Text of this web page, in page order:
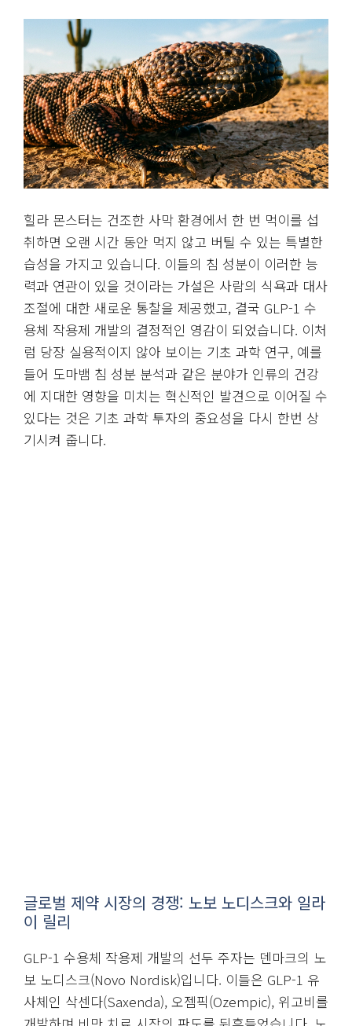
힐라 몬스터는 건조한 사막 환경에서 한 번 먹이를 섭
취하면 오랜 시간 동안 먹지 않고 버틸 수 있는 특별한
습성을 가지고 있습니다. 이들의 침 성분이 이러한 능
력과 연관이 있을 것이라는 가설은 사람의 식욕과 대사
조절에 대한 새로운 통찰을 제공했고, 결국 GLP-1 수
용체 작용제 개발의 결정적인 영감이 되었습니다. 이처
럼 당장 실용적이지 않아 보이는 기초 과학 연구, 예를
들어 도마뱀 침 성분 분석과 같은 분야가 인류의 건강
에 지대한 영향을 미치는 혁신적인 발견으로 이어질 수
있다는 것은 기초 과학 투자의 중요성을 다시 한번 상
기시켜 줍니다.
글로벌 제약 시장의 경쟁: 노보 노디스크와 일라
이 릴리
GLP-1 수용체 작용제 개발의 선두 주자는 덴마크의 노
보 노디스크(Novo Nordisk)입니다. 이들은 GLP-1 유
사체인 삭센다(Saxenda), 오젬픽(Ozempic), 위고비를